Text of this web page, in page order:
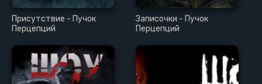
Присутствие - Пучок
Перцепций
Записочки - Пучок
Перцепций